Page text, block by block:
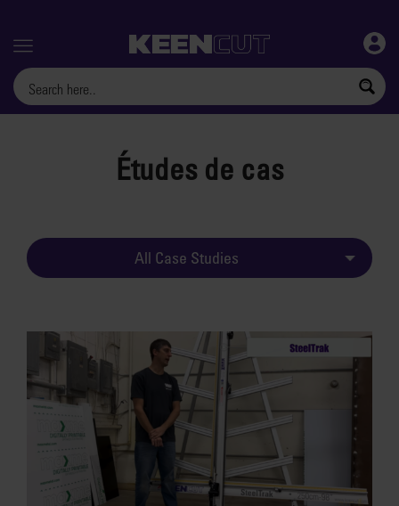
Menu
Études de cas
All Case Studies